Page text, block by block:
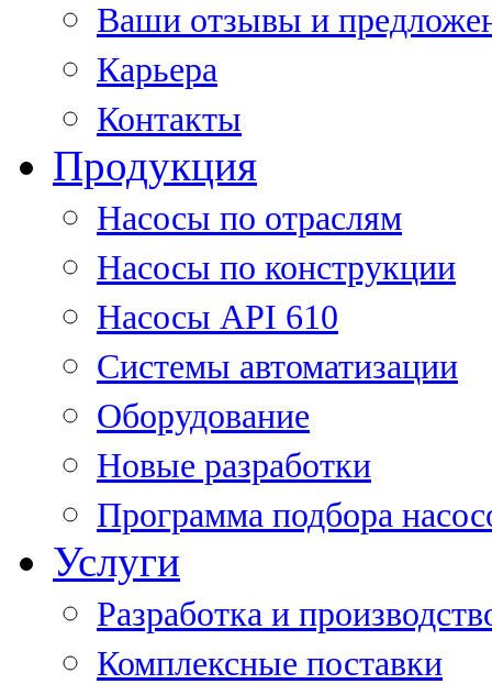
Ваши отзывы и
Карьера
Контакты
Продукция
Насосы по отраслям
Насосы по конструкции
Насосы API 610
Системы автоматизации
Оборудование
Новые разработки
Программа подбора
Услуги
Разработка и
Комплексные поставки